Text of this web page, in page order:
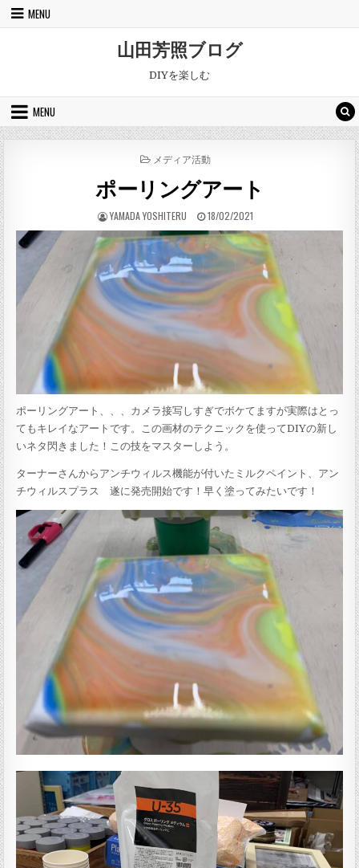
Skip to content
MENU
山田芳照ブログ
DIYを楽しむ
MENU
POSTED IN
メディア活動
ポーリングアート
AUTHOR:
YAMADA YOSHITERU PUBLISHED DATE:
18/02/2021
ポーリングアート、、、カメラ接写しすぎでボケてますが実際はとっ
てもキレイなアートです。この画材のテクニックを使ってDIYの新し
いネタ閃きました！この技をマスターしよう。
ターナーさんからアンチウィルス機能が付いたミルクペイント、アン
チウィルスプラス 遂に発売開始です！早く塗ってみたいです！